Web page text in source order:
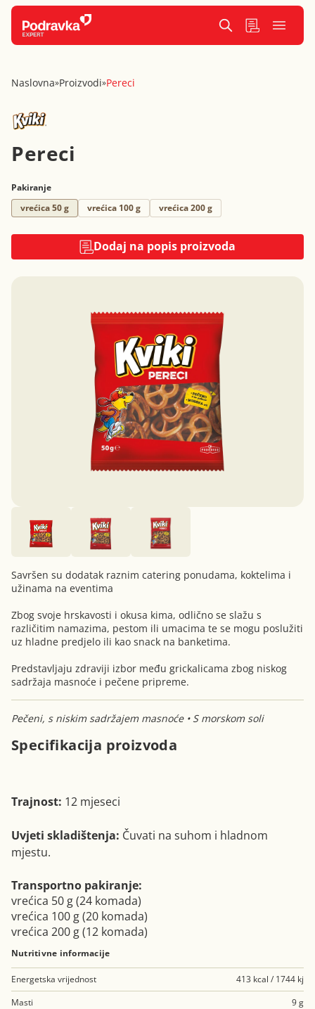
Naslovna»Proizvodi»Pereci
Pereci
Pakiranje
vrećica 50 g
vrećica 100 g vrećica 200 g
Dodaj na popis proizvoda
Savršen su dodatak raznim catering ponudama, koktelima i
užinama na eventima
Zbog svoje hrskavosti i okusa kima, odlično se slažu s
različitim namazima, pestom ili umacima te se mogu poslužiti
uz hladne predjelo ili kao snack na banketima.
Predstavljaju zdraviji izbor među grickalicama zbog niskog
sadržaja masnoće i pečene pripreme.
Pečeni, s niskim sadržajem masnoće • S morskom soli
Specifikacija proizvoda
Trajnost: 12 mjeseci
Uvjeti skladištenja: Čuvati na suhom i hladnom
mjestu.
Transportno pakiranje:
vrećica 50 g (24 komada)
vrećica 100 g (20 komada)
vrećica 200 g (12 komada)
Nutritivne informacije
Energetska vrijednost
413 kcal / 1744 kj
Masti
9 g